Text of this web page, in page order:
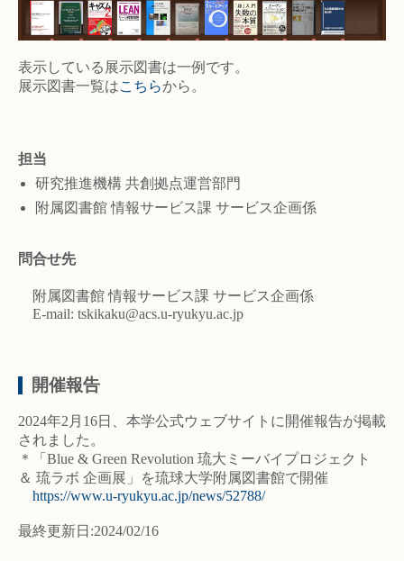
表示している展示図書は一例です。
展示図書一覧はこちらから。
担当
研究推進機構 共創拠点運営部門
附属図書館 情報サービス課 サービス企画係
問合せ先
附属図書館 情報サービス課 サービス企画係
E-mail: tskikaku@acs.u-ryukyu.ac.jp
開催報告
2024年2月16日、本学公式ウェブサイトに開催報告が掲載
されました。
＊「Blue & Green Revolution 琉大ミーバイプロジェクト
＆ 琉ラボ 企画展」を琉球大学附属図書館で開催
https://www.u-ryukyu.ac.jp/news/52788/
最終更新日:2024/02/16